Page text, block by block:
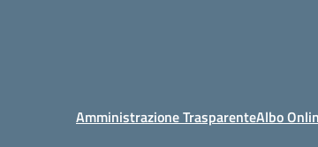
Amministrazione TrasparenteAlbo